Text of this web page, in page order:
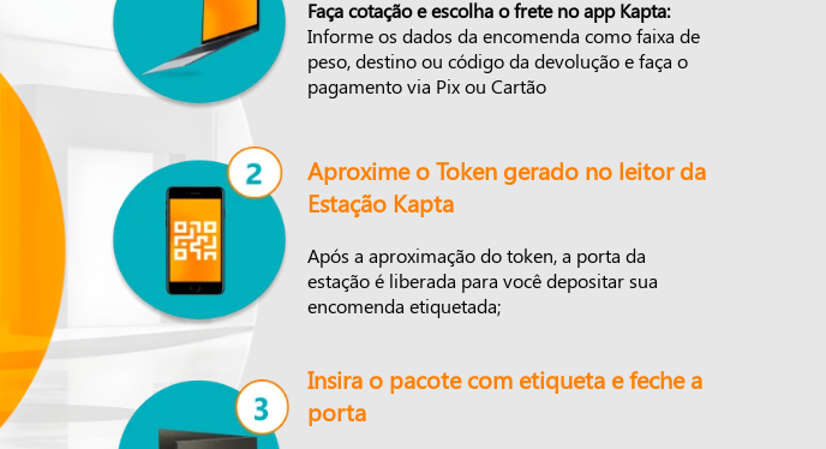
Faça cotação e escolha o frete no app Kapta:
Informe os dados da encomenda como faixa de
peso, destino ou código da devolução e faça o
pagamento via Pix ou Cartão
Aproxime o Token gerado no leitor da
Estação Kapta
Após a aproximação do token, a porta da
estação é liberada para você depositar sua
encomenda etiquetada;
Insira o pacote com etiqueta e feche a
porta